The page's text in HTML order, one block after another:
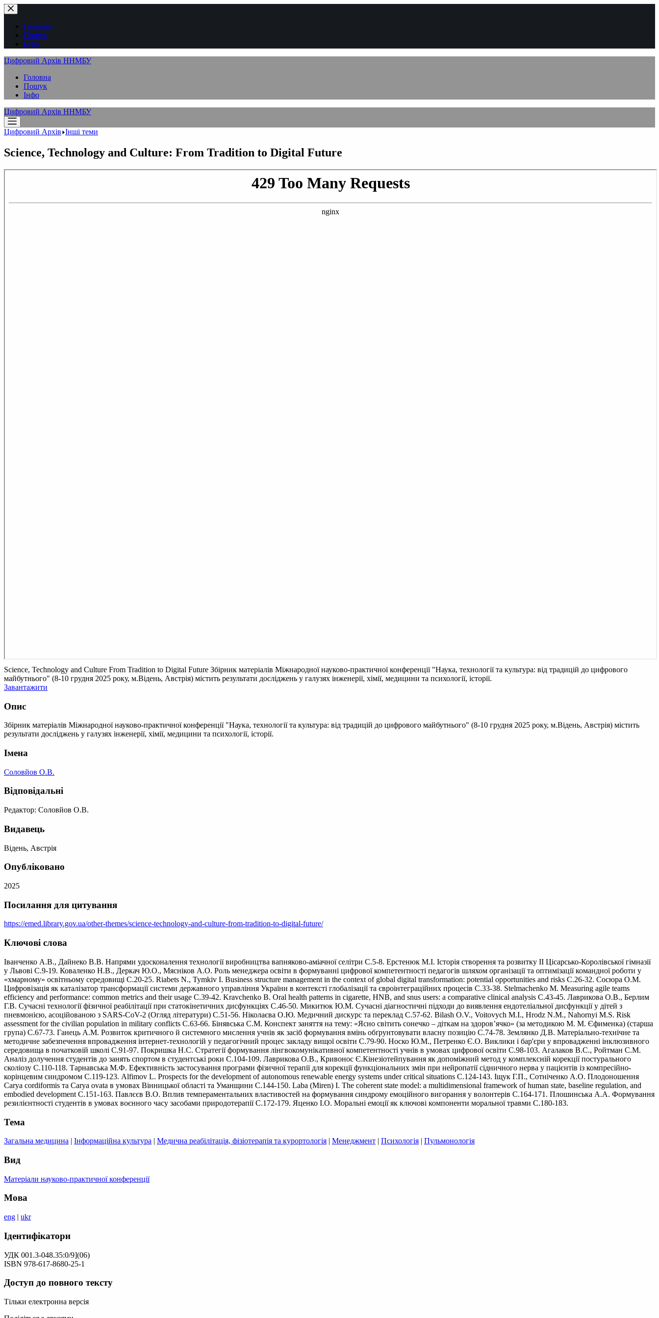
Перейти
до
вмістуГоловна
Пошук
Інфо
Цифровий Архів ННМБУ
Головна
Пошук
Інфо
Цифровий Архів ННМБУ
Цифровий Архів Інші теми
Science, Technology and Culture: From Tradition to Digital Future
Science, Technology and Culture From Tradition to Digital Future Збірник матеріалів Міжнародної науково-практичної конференції "Наука, технології та культура: від традицій до цифрового
майбутнього" (8-10 грудня 2025 року, м.Відень, Австрія) містить результати досліджень у галузях інженерії, хімії, медицини та психології, історії.
Завантажити
Опис
Збірник матеріалів Міжнародної науково-практичної конференції "Наука, технології та культура: від традицій до цифрового майбутнього" (8-10 грудня 2025 року, м.Відень, Австрія) містить
результати досліджень у галузях інженерії, хімії, медицини та психології, історії.
Імена
Соловйов О.В.
Відповідальні
Редактор: Соловйов О.В.
Видавець
Відень, Австрія
Опубліковано
2025
Посилання для цитування
https://emed.library.gov.ua/other-themes/science-technology-and-culture-from-tradition-to-digital-future/
Ключові слова
Іванченко А.В., Дайнеко В.В. Напрями удосконалення технології виробництва вапняково-аміачної селітри С.5-8. Ерстенюк М.І. Історія створення та розвитку II Цісарсько-Королівської гімназії
у Львові С.9-19. Коваленко Н.В., Деркач Ю.О., Мясніков А.О. Роль менеджера освіти в формуванні цифрової компетентності педагогів шляхом організації та оптимізації командної роботи у
«хмарному» освітньому середовищі С.20-25. Riabets N., Tymkiv I. Business structure management in the context of global digital transformation: potential opportunities and risks С.26-32. Сосюра О.М.
Цифровізація як каталізатор трансформації системи державного управління України в контексті глобалізації та євроінтеграційних процесів С.33-38. Stelmachenko M. Measuring agile teams
efficiency and performance: common metrics and their usage С.39-42. Kravchenko B. Oral health patterns in cigarette, HNB, and snus users: a comparative clinical analysis С.43-45. Лаврикова О.В., Берлим
Г.В. Сучасні технології фізичної реабілітації при статокінетичних дисфункціях С.46-50. Микитюк Ю.М. Сучасні діагностичні підходи до виявлення ендотеліальної дисфункції у дітей з
пневмонією, асоційованою з SARS-CoV-2 (Огляд літератури) С.51-56. Ніколаєва О.Ю. Медичний дискурс та переклад С.57-62. Bilash O.V., Voitovych M.I., Hrodz N.M., Nahornyi M.S. Risk
assessment for the civilian population in military conflicts С.63-66. Бінявська С.М. Конспект заняття на тему: «Ясно світить сонечко – діткам на здоров’ячко» (за методикою М. М. Єфименка) (старша
група) С.67-73. Ганець А.М. Розвиток критичного й системного мислення учнів як засіб формування вмінь обґрунтовувати власну позицію С.74-78. Землянко Д.В. Матеріально-технічне та
методичне забезпечення впровадження інтернет-технологій у педагогічний процес закладу вищої освіти С.79-90. Носко Ю.М., Петренко Є.О. Виклики і бар'єри у впровадженні інклюзивного
середовища в початковій школі С.91-97. Покришка Н.С. Стратегії формування лінгвокомунікативної компетентності учнів в умовах цифрової освіти С.98-103. Агалаков В.С., Ройтман С.М.
Аналіз долучення студентів до занять спортом в студентські роки С.104-109. Лаврикова О.В., Кривонос Є.Кінезіотейпування як допоміжний метод у комплексній корекції постурального
сколіозу С.110-118. Тарнавська М.Ф. Ефективність застосування програми фізичної терапії для корекції функціональних змін при нейропатії сідничного нерва у пацієнтів із компресійно-
корінцевим синдромом С.119-123. Alfimov L. Prospects for the development of autonomous renewable energy systems under critical situations С.124-143. Іщук Г.П., Сотніченко А.О. Плодоношення
Carya cordiformis та Carya ovata в умовах Вінницької області та Уманщини С.144-150. Laba (Miren) І. The coherent state model: a multidimensional framework of human state, baseline regulation, and
embodied development С.151-163. Павлєєв В.О. Вплив темпераментальних властивостей на формування синдрому емоційного вигорання у волонтерів С.164-171. Плошинська А.А. Формування
резилієнтності студентів в умовах воєнного часу засобами природотерапії С.172-179. Яценко І.О. Моральні емоції як ключові компоненти моральної травми С.180-183.
Тема
Загальна медицина | Інформаційна культура | Медична реабілітація, фізіотерапія та курортологія | Менеджмент | Психологія | Пульмонологія
Вид
Матеріали науково-практичної конференції
Мова
eng | ukr
Ідентифікатори
УДК 001.3-048.35:0/9](06)
ISBN 978-617-8680-25-1
Доступ до повного тексту
Тільки електронна версія